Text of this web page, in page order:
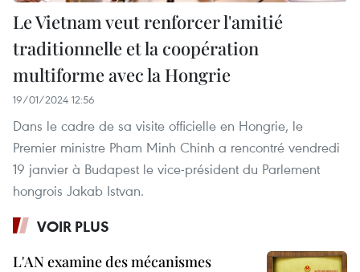
Le Vietnam veut renforcer l'amitié
traditionnelle et la coopération
multiforme avec la Hongrie
19/01/2024 12:56
Dans le cadre de sa visite officielle en Hongrie, le
Premier ministre Pham Minh Chinh a rencontré vendredi
19 janvier à Budapest le vice-président du Parlement
hongrois Jakab Istvan.
VOIR PLUS
L'AN examine des mécanismes